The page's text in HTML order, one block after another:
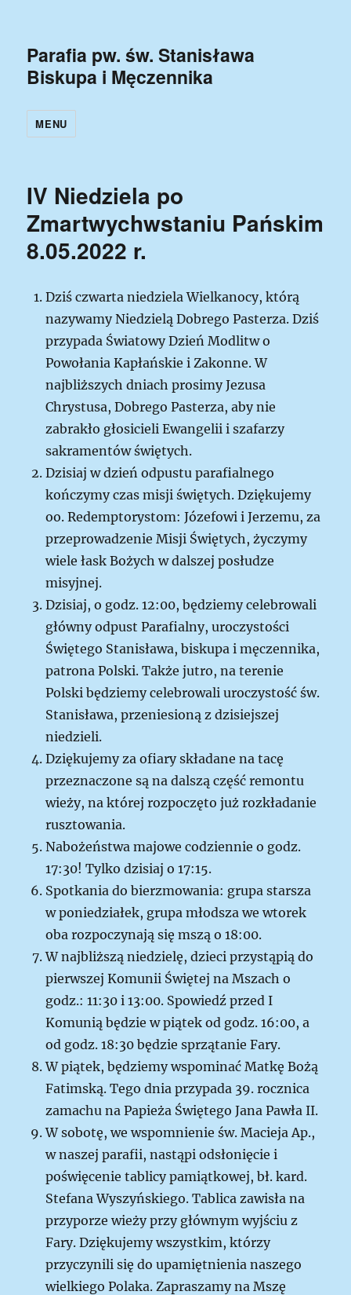
Parafia pw. św. Stanisława
Biskupa i Męczennika
MENU
IV Niedziela po
Zmartwychwstaniu Pańskim
8.05.2022 r.
Dziś czwarta niedziela Wielkanocy, którą
nazywamy Niedzielą Dobrego Pasterza. Dziś
przypada Światowy Dzień Modlitw o
Powołania Kapłańskie i Zakonne. W
najbliższych dniach prosimy Jezusa
Chrystusa, Dobrego Pasterza, aby nie
zabrakło głosicieli Ewangelii i szafarzy
sakramentów świętych.
Dzisiaj w dzień odpustu parafialnego
kończymy czas misji świętych. Dziękujemy
oo. Redemptorystom: Józefowi i Jerzemu, za
przeprowadzenie Misji Świętych, życzymy
wiele łask Bożych w dalszej posłudze
misyjnej.
Dzisiaj, o godz. 12:00, będziemy celebrowali
główny odpust Parafialny, uroczystości
Świętego Stanisława, biskupa i męczennika,
patrona Polski. Także jutro, na terenie
Polski będziemy celebrowali uroczystość św.
Stanisława, przeniesioną z dzisiejszej
niedzieli.
Dziękujemy za ofiary składane na tacę
przeznaczone są na dalszą część remontu
wieży, na której rozpoczęto już rozkładanie
rusztowania.
Nabożeństwa majowe codziennie o godz.
17:30! Tylko dzisiaj o 17:15.
Spotkania do bierzmowania: grupa starsza
w poniedziałek, grupa młodsza we wtorek
oba rozpoczynają się mszą o 18:00.
W najbliższą niedzielę, dzieci przystąpią do
pierwszej Komunii Świętej na Mszach o
godz.: 11:30 i 13:00. Spowiedź przed I
Komunią będzie w piątek od godz. 16:00, a
od godz. 18:30 będzie sprzątanie Fary.
W piątek, będziemy wspominać Matkę Bożą
Fatimską. Tego dnia przypada 39. rocznica
zamachu na Papieża Świętego Jana Pawła II.
W sobotę, we wspomnienie św. Macieja Ap.,
w naszej parafii, nastąpi odsłonięcie i
poświęcenie tablicy pamiątkowej, bł. kard.
Stefana Wyszyńskiego. Tablica zawisła na
przyporze wieży przy głównym wyjściu z
Fary. Dziękujemy wszystkim, którzy
przyczynili się do upamiętnienia naszego
wielkiego Polaka. Zapraszamy na Mszę